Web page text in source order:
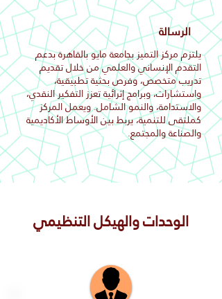
الرسالة
يلتزم مركز التميز بجامعة مايو بالقاهرة بدعم
التقدم الإنساني والعلمي من خلال تقديم
تدريب متخصص، وفرص بحثية تطبيقية،
واستشارات، وبرامج إثرائية تعزز التفكير النقدي،
والاستدامة، والنمو الشامل. ويعمل المركز
كملتقى للتنمية، يربط بين الأوساط الأكاديمية
والصناعة والمجتمع.
الوحدات والهيكل التنظيمي